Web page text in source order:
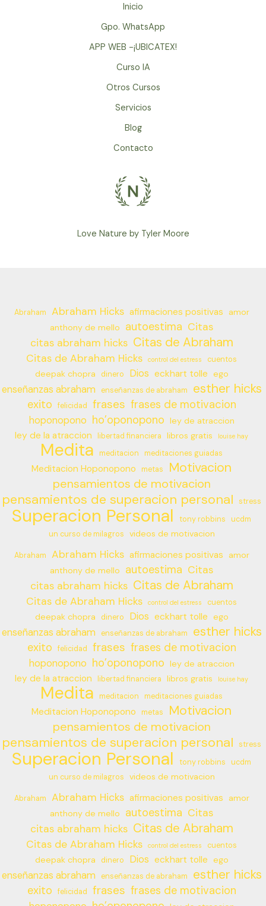
Inicio
Gpo. WhatsApp
APP WEB -¡UBICATEX!
Curso IA
Otros Cursos
Servicios
Blog
Contacto
Love Nature by Tyler Moore
Abraham Abraham Hicks afirmaciones positivas
amor
anthony de mello
autoestima Citas
citas abraham hicks Citas de Abraham
Citas de Abraham Hicks control del estress cuentos
deepak chopra dinero Dios eckhart tolle ego
enseñanzas abraham enseñanzas de abraham esther hicks
exito felicidad frases frases de motivacion
hoponopono ho’oponopono ley de atraccion
ley de la atraccion libertad financiera libros gratis louise hay
Medita meditacion meditaciones guiadas
Meditacion Hoponopono metas Motivacion
pensamientos de motivacion
pensamientos de superacion personal stress
Superacion Personal tony robbins
ucdm
un curso de milagros
videos de motivacion
Abraham Abraham Hicks afirmaciones positivas
amor
anthony de mello
autoestima Citas
citas abraham hicks Citas de Abraham
Citas de Abraham Hicks control del estress cuentos
deepak chopra dinero Dios eckhart tolle ego
enseñanzas abraham enseñanzas de abraham esther hicks
exito felicidad frases frases de motivacion
hoponopono ho’oponopono ley de atraccion
ley de la atraccion libertad financiera libros gratis louise hay
Medita meditacion meditaciones guiadas
Meditacion Hoponopono metas Motivacion
pensamientos de motivacion
pensamientos de superacion personal stress
Superacion Personal tony robbins
ucdm
un curso de milagros
videos de motivacion
Abraham Abraham Hicks afirmaciones positivas
amor
anthony de mello
autoestima Citas
citas abraham hicks Citas de Abraham
Citas de Abraham Hicks control del estress cuentos
deepak chopra dinero Dios eckhart tolle ego
enseñanzas abraham enseñanzas de abraham esther hicks
exito felicidad frases frases de motivacion